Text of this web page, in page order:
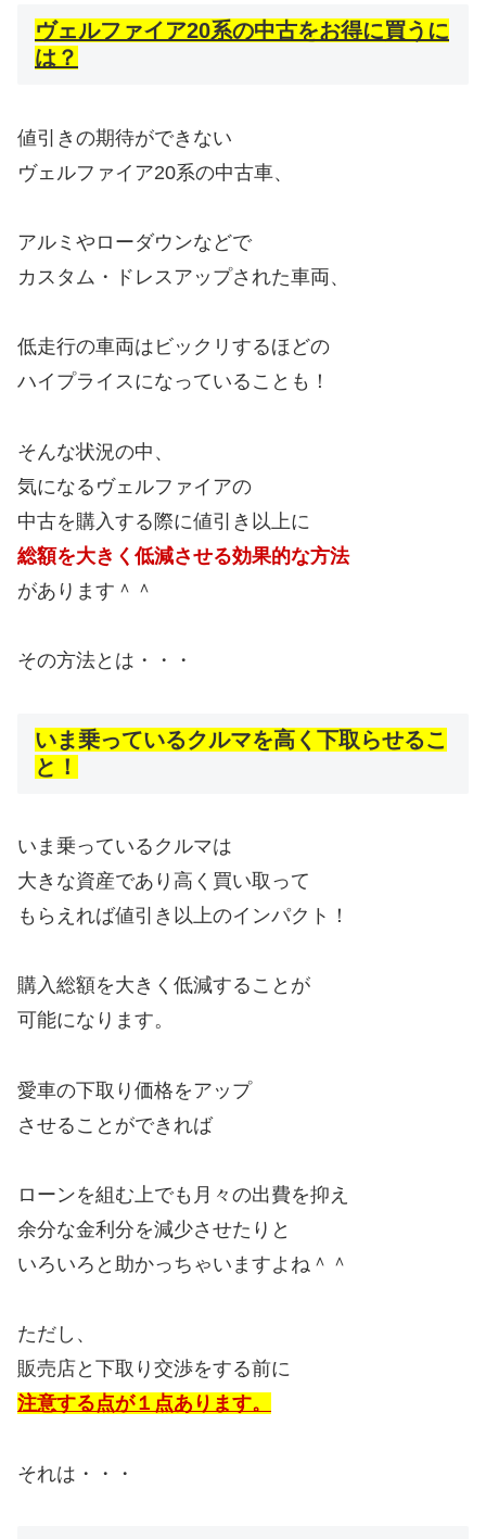
ヴェルファイア20系の中古をお得に買うに
は？
値引きの期待ができない
ヴェルファイア20系の中古車、
アルミやローダウンなどで
カスタム・ドレスアップされた車両、
低走行の車両はビックリするほどの
ハイプライスになっていることも！
そんな状況の中、
気になるヴェルファイアの
中古を購入する際に値引き以上に
総額を大きく低減させる効果的な方法
があります＾＾
その方法とは・・・
いま乗っているクルマを高く下取らせるこ
と！
いま乗っているクルマは
大きな資産であり高く買い取って
もらえれば値引き以上のインパクト！
購入総額を大きく低減することが
可能になります。
愛車の下取り価格をアップ
させることができれば
ローンを組む上でも月々の出費を抑え
余分な金利分を減少させたりと
いろいろと助かっちゃいますよね＾＾
ただし、
販売店と下取り交渉をする前に
注意する点が１点あります。
それは・・・